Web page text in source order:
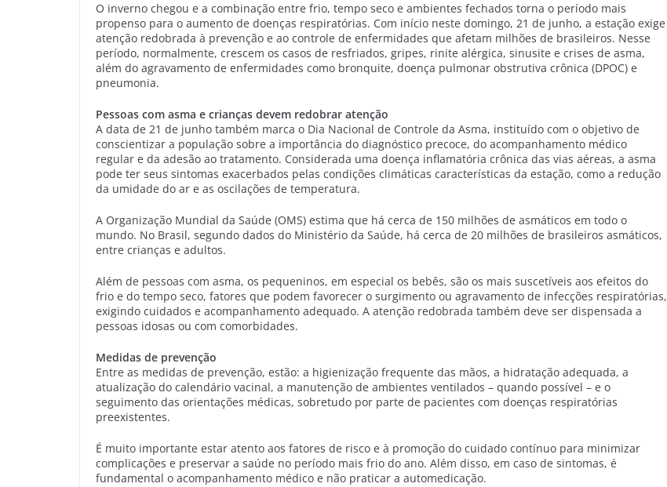
O inverno chegou e a combinação entre frio, tempo seco e ambientes fechados torna o período mais
propenso para o aumento de doenças respiratórias. Com início neste domingo, 21 de junho, a estação exige
atenção redobrada à prevenção e ao controle de enfermidades que afetam milhões de brasileiros. Nesse
período, normalmente, crescem os casos de resfriados, gripes, rinite alérgica, sinusite e crises de asma,
além do agravamento de enfermidades como bronquite, doença pulmonar obstrutiva crônica (DPOC) e
pneumonia.
Pessoas com asma e crianças devem redobrar atenção
A data de 21 de junho também marca o Dia Nacional de Controle da Asma, instituído com o objetivo de
conscientizar a população sobre a importância do diagnóstico precoce, do acompanhamento médico
regular e da adesão ao tratamento. Considerada uma doença inflamatória crônica das vias aéreas, a asma
pode ter seus sintomas exacerbados pelas condições climáticas características da estação, como a redução
da umidade do ar e as oscilações de temperatura.
A Organização Mundial da Saúde (OMS) estima que há cerca de 150 milhões de asmáticos em todo o
mundo. No Brasil, segundo dados do Ministério da Saúde, há cerca de 20 milhões de brasileiros asmáticos,
entre crianças e adultos.
Além de pessoas com asma, os pequeninos, em especial os bebês, são os mais suscetíveis aos efeitos do
frio e do tempo seco, fatores que podem favorecer o surgimento ou agravamento de infecções respiratórias,
exigindo cuidados e acompanhamento adequado. A atenção redobrada também deve ser dispensada a
pessoas idosas ou com comorbidades.
Medidas de prevenção
Entre as medidas de prevenção, estão: a higienização frequente das mãos, a hidratação adequada, a
atualização do calendário vacinal, a manutenção de ambientes ventilados – quando possível – e o
seguimento das orientações médicas, sobretudo por parte de pacientes com doenças respiratórias
preexistentes.
É muito importante estar atento aos fatores de risco e à promoção do cuidado contínuo para minimizar
complicações e preservar a saúde no período mais frio do ano. Além disso, em caso de sintomas, é
fundamental o acompanhamento médico e não praticar a automedicação.